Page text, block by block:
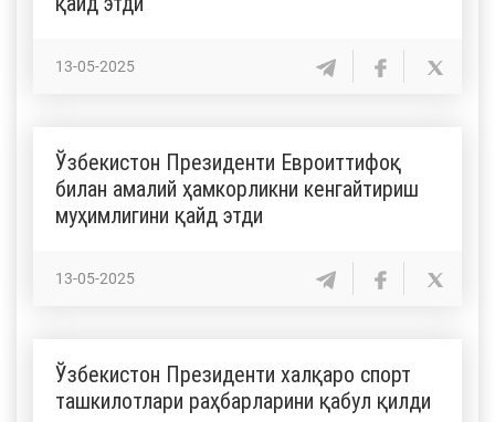
13-05-2025
Ўзбекистон Президенти Евроиттифоқ
билан амалий ҳамкорликни кенгайтириш
муҳимлигини қайд этди
13-05-2025
Ўзбекистон Президенти халқаро спорт
ташкилотлари раҳбарларини қабул қилди